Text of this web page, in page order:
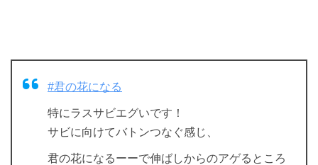
#君の花になる
特にラスサビエグいです！
サビに向けてバトンつなぐ感じ、
君の花になるーーで伸ばしからのアゲるところ